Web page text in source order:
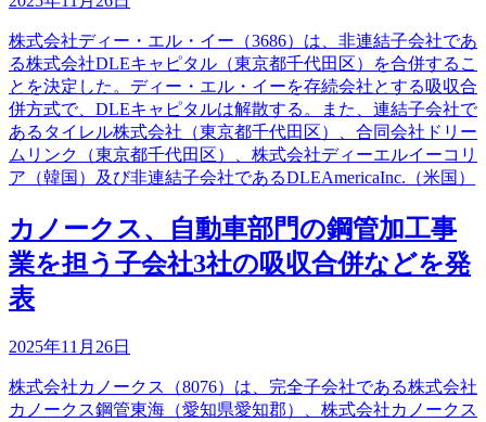
株式会社ディー・エル・イー（3686）は、非連結子会社であ
る株式会社DLEキャピタル（東京都千代田区）を合併するこ
とを決定した。ディー・エル・イーを存続会社とする吸収合
併方式で、DLEキャピタルは解散する。また、連結子会社で
あるタイレル株式会社（東京都千代田区）、合同会社ドリー
ムリンク（東京都千代田区）、株式会社ディーエルイーコリ
ア（韓国）及び非連結子会社であるDLEAmericaInc.（米国）
カノークス、自動車部門の鋼管加工事
業を担う子会社3社の吸収合併などを発
表
2025年11月26日
株式会社カノークス（8076）は、完全子会社である株式会社
カノークス鋼管東海（愛知県愛知郡）、株式会社カノークス